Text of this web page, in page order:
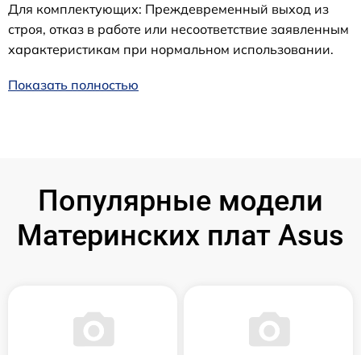
Для комплектующих: Преждевременный выход из
строя, отказ в работе или несоответствие заявленным
характеристикам при нормальном использовании.
Показать полностью
Популярные модели
Материнских плат Asus